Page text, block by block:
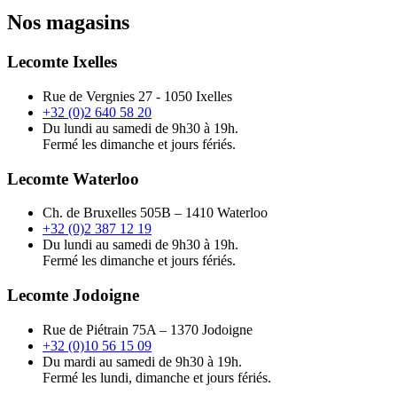
Nos magasins
Lecomte Ixelles
Rue de Vergnies 27 - 1050 Ixelles
+32 (0)2 640 58 20
Du lundi au samedi de 9h30 à 19h.
Fermé les dimanche et jours fériés.
Lecomte Waterloo
Ch. de Bruxelles 505B – 1410 Waterloo
+32 (0)2 387 12 19
Du lundi au samedi de 9h30 à 19h.
Fermé les dimanche et jours fériés.
Lecomte Jodoigne
Rue de Piétrain 75A – 1370 Jodoigne
+32 (0)10 56 15 09
Du mardi au samedi de 9h30 à 19h.
Fermé les lundi, dimanche et jours fériés.